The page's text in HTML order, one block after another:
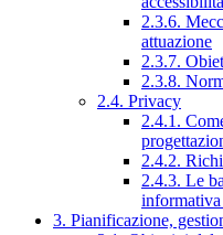
2.3.6.
attuazione
2.3.7.
2.3.8.
2.4. Privacy
2.4.1.
2.4.2.
2.4.3. Le
3. Pianificazione,